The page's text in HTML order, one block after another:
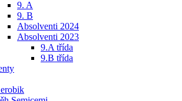
9. A
9. B
Absolventi 2024
Absolventi 2023
9.A třída
9.B třída